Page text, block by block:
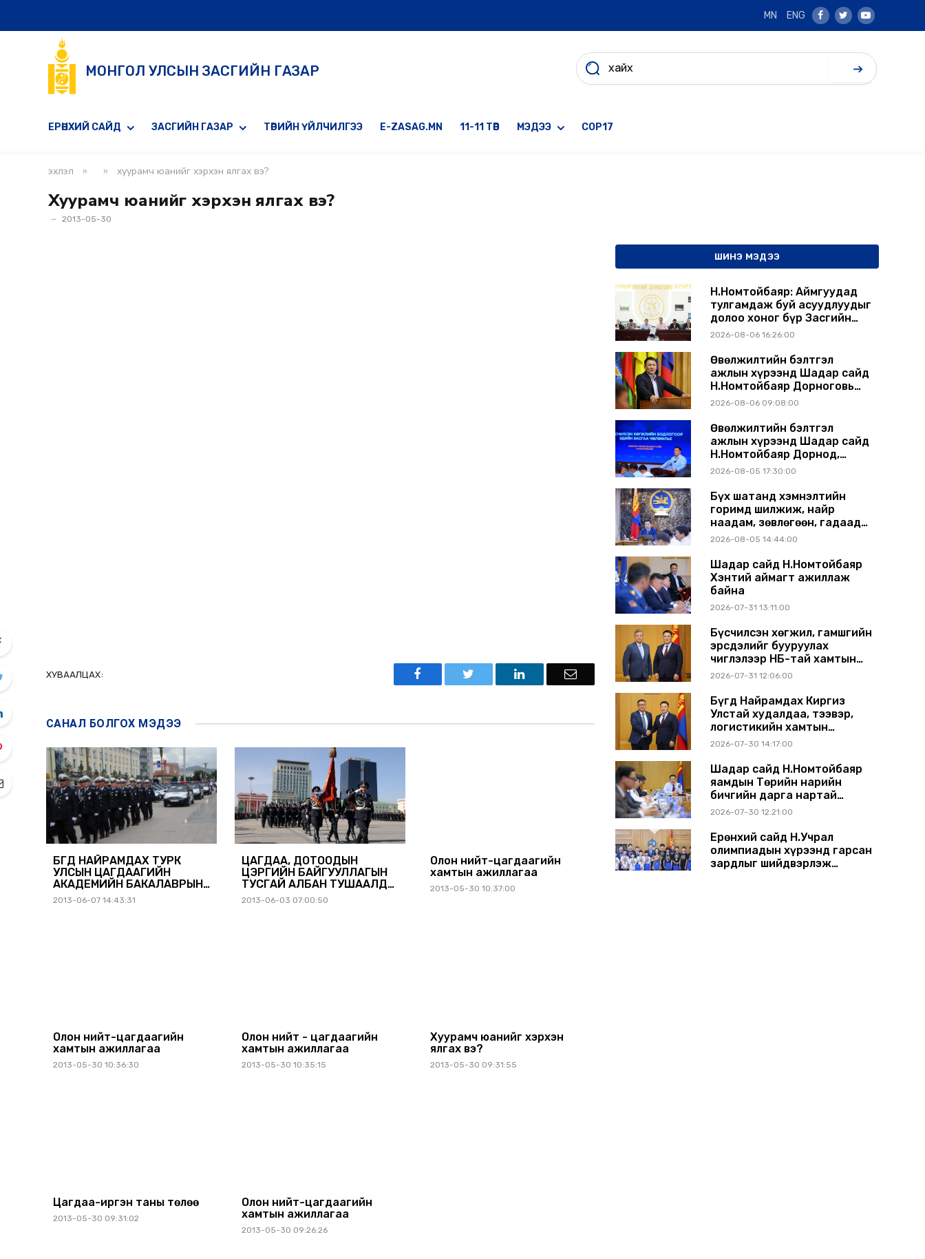
MN ENG
Facebook
TwitterYoutube
МОНГОЛ УЛСЫН ЗАСГИЙН ГАЗАР
ЕРӨНХИЙ САЙД ЗАСГИЙН ГАЗАР ТӨРИЙН ҮЙЛЧИЛГЭЭ E-ZASAG.MN 11-11 ТӨВ МЭДЭЭ COP17
эхлэл » » хуурамч юанийг хэрхэн ялгах вэ?
Хуурамч юанийг хэрхэн ялгах вэ?
2013-05-30
ХУВААЛЦАХ:
САНАЛ БОЛГОХ МЭДЭЭ
БҮГД НАЙРАМДАХ ТУРК
УЛСЫН ЦАГДААГИЙН
АКАДЕМИЙН БАКАЛАВРЫН
СУРГАЛТАД 2013-2014 ОНЫ
ХИЧЭЭЛИЙН ЖИЛД
2013-06-07 14:43:31
ЦАГДАА, ДОТООДЫН
ЦЭРГИЙН БАЙГУУЛЛАГЫН
ТУСГАЙ АЛБАН ТУШААЛД
АНХ ОРОХ ИРГЭНЭЭС АВАХ
МЭРГЭШЛИЙН ШАЛГАЛТЫН
2013-06-03 07:00:50
Олон нийт-цагдаагийн
хамтын ажиллагаа
2013-05-30 10:37:00
Олон нийт-цагдаагийн
хамтын ажиллагаа
2013-05-30 10:36:30
Олон нийт - цагдаагийн
хамтын ажиллагаа
2013-05-30 10:35:15
Хуурамч юанийг хэрхэн
ялгах вэ?
2013-05-30 09:31:55
Цагдаа-иргэн таны төлөө
2013-05-30 09:31:02
Олон нийт-цагдаагийн
хамтын ажиллагаа
2013-05-30 09:26:26
ШИНЭ МЭДЭЭ
Н.Номтойбаяр: Аймгуудад
тулгамдаж буй асуудлуудыг
долоо хоног бүр Засгийн
газрын хуралдаанд
2026-08-06 16:26:00
Өвөлжилтийн бэлтгэл
ажлын хүрээнд Шадар сайд
Н.Номтойбаяр Дорноговь
аймагт ажиллав
2026-08-06 09:08:00
Өвөлжилтийн бэлтгэл
ажлын хүрээнд Шадар сайд
Н.Номтойбаяр Дорнод,
Сүхбаатар аймагт ажиллав
2026-08-05 17:30:00
Бүх шатанд хэмнэлтийн
горимд шилжиж, найр
наадам, зөвлөгөөн, гадаад
томилолтыг хориглолоо
2026-08-05 14:44:00
Шадар сайд Н.Номтойбаяр
Хэнтий аймагт ажиллаж
байна
2026-07-31 13:11:00
Бүсчилсэн хөгжил, гамшгийн
эрсдэлийг бууруулах
чиглэлээр НҮБ-тай хамтын
ажиллагаагаа
солилцлоо
2026-07-31 12:06:00
Бүгд Найрамдах Киргиз
Улстай худалдаа, тээвэр,
логистикийн хамтын
ажиллагааг өргөжүүлнэ
2026-07-30 14:17:00
Шадар сайд Н.Номтойбаяр
яамдын Төрийн нарийн
бичгийн дарга нартай
шуурхай хуралдлаа
2026-07-30 12:21:00
Ерөнхий сайд Н.Учрал
олимпиадын хүрээнд гарсан
зардлыг шийдвэрлэж